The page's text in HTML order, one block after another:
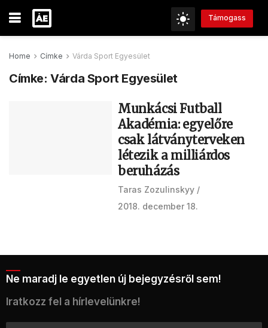
Támogass
Home Címke Várda Sport Egyesület
Címke:Várda Sport Egyesület
Munkácsi Futball
Akadémia: egyelőre
csak látványterveken
létezik a milliárdos
beruházás
Taras Zozulinskyy
2018. december 18.
Ne maradj le egyetlen új bejegyzésről sem!
Iratkozz fel a hírlevelünkre!